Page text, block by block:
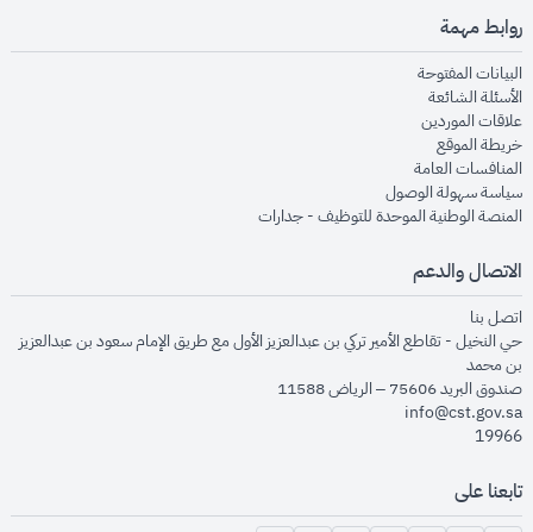
روابط مهمة
البيانات المفتوحةopens in new window
الأسئلة الشائعةopens in new window
علاقات الموردينopens in new window
خريطة الموقعopens in new window
المنافسات العامةopens in new window
سياسة سهولة الوصولopens in new window
المنصة الوطنية الموحدة للتوظيف - جداراتopens in new window
الاتصال والدعم
اتصل بنا
حي النخيل - تقاطع الأمير تركي بن عبدالعزيز الأول مع طريق الإمام سعود بن عبدالعزيز
بن محمد
صندوق البريد 75606 – الرياض 11588
info@cst.gov.sa
19966
تابعنا على